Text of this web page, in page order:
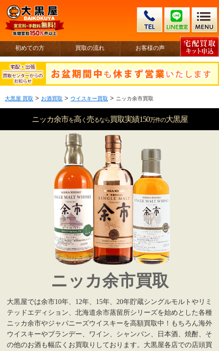
初めての方 買取の流れ お客様の声
大黒屋 買取 > お酒買取 > ウイスキー買取 > ニッカ余市買取
ニッカ余市を高く 売るなら買取実績150万件の大黒屋
ニッカ余市買取
大黒屋では余市10年、12年、15年、20年貯蔵シングルモルトやリミ
テッドエディション、北海道余市蒸留所シリーズを始めとした各種
ニッカ余市やジャパニーズウイスキーを高額買取中！もちろん海外
ウイスキーやブランデー、ワイン、シャンパン、日本酒、焼酎、そ
の他のお酒も幅広くお買取りしております。大黒屋各店での店頭買